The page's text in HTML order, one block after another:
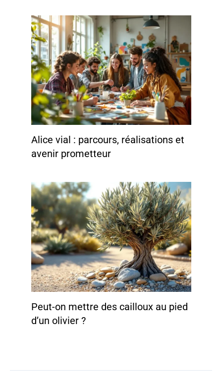
Alice vial : parcours, réalisations et
avenir prometteur
Peut-on mettre des cailloux au pied
d’un olivier ?